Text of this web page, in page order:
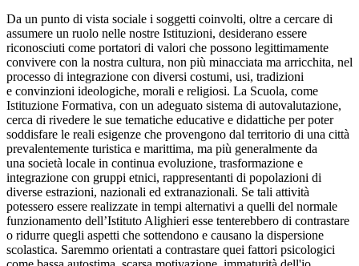
Da un punto di vista sociale i soggetti coinvolti, oltre a cercare di
assumere un ruolo nelle nostre Istituzioni, desiderano essere
riconosciuti come portatori di valori che possono legittimamente
convivere con la nostra cultura, non più minacciata ma arricchita, nel
processo di integrazione con diversi costumi, usi, tradizioni
e convinzioni ideologiche, morali e religiosi. La Scuola, come
Istituzione Formativa, con un adeguato sistema di autovalutazione,
cerca di rivedere le sue tematiche educative e didattiche per poter
soddisfare le reali esigenze che provengono dal territorio di una città
prevalentemente turistica e marittima, ma più generalmente da
una società locale in continua evoluzione, trasformazione e
integrazione con gruppi etnici, rappresentanti di popolazioni di
diverse estrazioni, nazionali ed extranazionali. Se tali attività
potessero essere realizzate in tempi alternativi a quelli del normale
funzionamento dell’Istituto Alighieri esse tenterebbero di contrastare
o ridurre quegli aspetti che sottendono e causano la dispersione
scolastica. Saremmo orientati a contrastare quei fattori psicologici